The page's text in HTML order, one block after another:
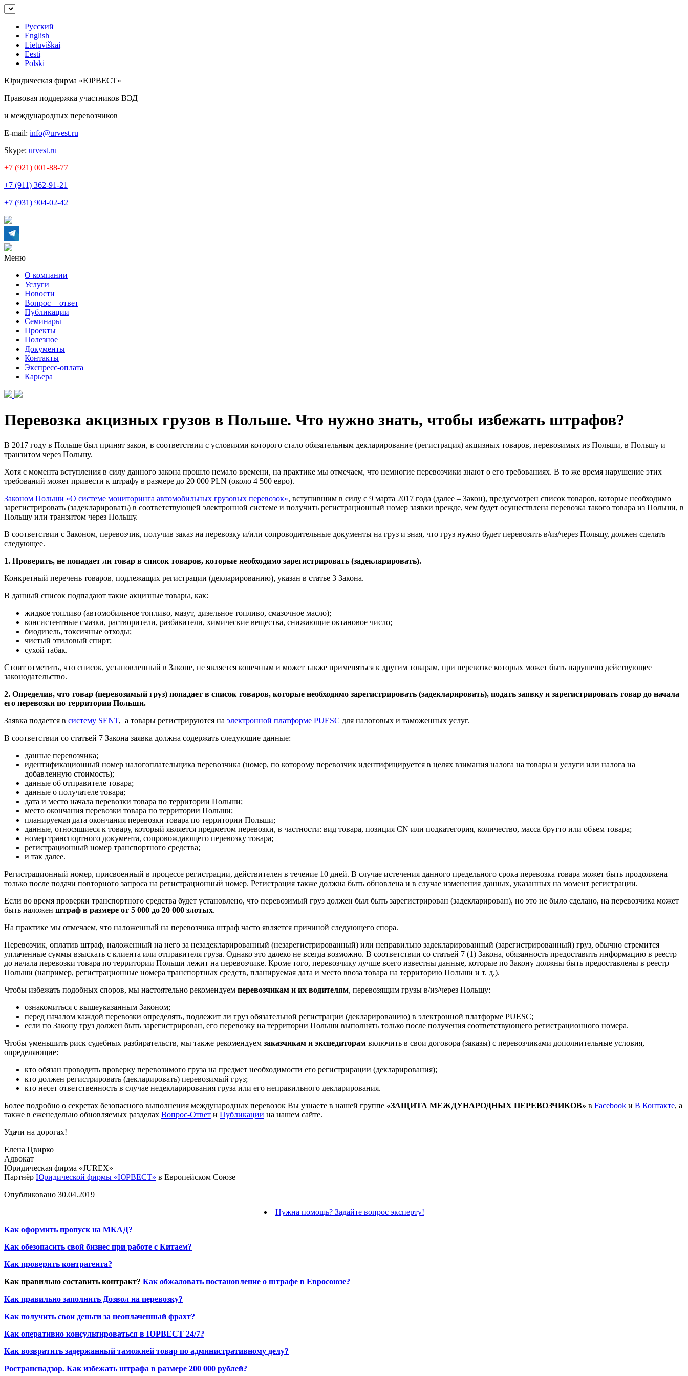
Русский
English
Lietuviškai
Eesti
Polski
Юридическая фирма «ЮРВЕСТ»
Правовая поддержка участников ВЭД
и международных перевозчиков
E-mail: info@urvest.ru
Skype: urvest.ru
+7 (921) 001-88-77
+7 (911) 362-91-21
+7 (931) 904-02-42
Меню
О компании
Услуги
Новости
Вопрос − ответ
Публикации
Семинары
Проекты
Полезное
Документы
Контакты
Экспресс-оплата
Карьера
Перевозка акцизных грузов в Польше. Что нужно знать, чтобы избежать штрафов?
В 2017 году в Польше был принят закон, в соответствии с условиями которого стало обязательным декларирование (регистрация) акцизных товаров, перевозимых из Польши, в Польшу и
транзитом через Польшу.
Хотя с момента вступления в силу данного закона прошло немало времени, на практике мы отмечаем, что немногие перевозчики знают о его требованиях. В то же время нарушение этих
требований может привести к штрафу в размере до 20 000 PLN (около 4 500 евро).
Законом Польши «О системе мониторинга автомобильных грузовых перевозок», вступившим в силу с 9 марта 2017 года (далее – Закон), предусмотрен список товаров, которые необходимо
зарегистрировать (задекларировать) в соответствующей электронной системе и получить регистрационный номер заявки прежде, чем будет осуществлена перевозка такого товара из Польши, в
Польшу или транзитом через Польшу.
В соответствии с Законом, перевозчик, получив заказ на перевозку и/или сопроводительные документы на груз и зная, что груз нужно будет перевозить в/из/через Польшу, должен сделать
следующее.
1. Проверить, не попадает ли товар в список товаров, которые необходимо зарегистрировать (задекларировать).
Конкретный перечень товаров, подлежащих регистрации (декларированию), указан в статье 3 Закона.
В данный список подпадают такие акцизные товары, как:
жидкое топливо (автомобильное топливо, мазут, дизельное топливо, смазочное масло);
консистентные смазки, растворители, разбавители, химические вещества, снижающие октановое число;
биодизель, токсичные отходы;
чистый этиловый спирт;
сухой табак.
Стоит отметить, что список, установленный в Законе, не является конечным и может также применяться к другим товарам, при перевозке которых может быть нарушено действующее
законодательство.
2. Определив, что товар (перевозимый груз) попадает в список товаров, которые необходимо зарегистрировать (задекларировать), подать заявку и зарегистрировать товар до начала
его перевозки по территории Польши.
Заявка подается в систему SENT, а товары регистрируются на электронной платформе PUESC для налоговых и таможенных услуг.
В соответствии со статьей 7 Закона заявка должна содержать следующие данные:
данные перевозчика;
идентификационный номер налогоплательщика перевозчика (номер, по которому перевозчик идентифицируется в целях взимания налога на товары и услуги или налога на
добавленную стоимость);
данные об отправителе товара;
данные о получателе товара;
дата и место начала перевозки товара по территории Польши;
место окончания перевозки товара по территории Польши;
планируемая дата окончания перевозки товара по территории Польши;
данные, относящиеся к товару, который является предметом перевозки, в частности: вид товара, позиция CN или подкатегория, количество, масса брутто или объем товара;
номер транспортного документа, сопровождающего перевозку товара;
регистрационный номер транспортного средства;
и так далее.
Регистрационный номер, присвоенный в процессе регистрации, действителен в течение 10 дней. В случае истечения данного предельного срока перевозка товара может быть продолжена
только после подачи повторного запроса на регистрационный номер. Регистрация также должна быть обновлена и в случае изменения данных, указанных на момент регистрации.
Если во время проверки транспортного средства будет установлено, что перевозимый груз должен был быть зарегистрирован (задекларирован), но это не было сделано, на перевозчика может
быть наложен штраф в размере от 5 000 до 20 000 злотых.
На практике мы отмечаем, что наложенный на перевозчика штраф часто является причиной следующего спора.
Перевозчик, оплатив штраф, наложенный на него за незадекларированный (незарегистрированный) или неправильно задекларированный (зарегистрированный) груз, обычно стремится
уплаченные суммы взыскать с клиента или отправителя груза. Однако это далеко не всегда возможно. В соответствии со статьей 7 (1) Закона, обязанность предоставить информацию в реестр
до начала перевозки товара по территории Польши лежит на перевозчике. Кроме того, перевозчику лучше всего известны данные, которые по Закону должны быть предоставлены в реестр
Польши (например, регистрационные номера транспортных средств, планируемая дата и место ввоза товара на территорию Польши и т. д.).
Чтобы избежать подобных споров, мы настоятельно рекомендуем перевозчикам и их водителям, перевозящим грузы в/из/через Польшу:
ознакомиться с вышеуказанным Законом;
перед началом каждой перевозки определять, подлежит ли груз обязательной регистрации (декларированию) в электронной платформе PUESC;
если по Закону груз должен быть зарегистрирован, его перевозку на территории Польши выполнять только после получения соответствующего регистрационного номера.
Чтобы уменьшить риск судебных разбирательств, мы также рекомендуем заказчикам и экспедиторам включить в свои договора (заказы) с перевозчиками дополнительные условия,
определяющие:
кто обязан проводить проверку перевозимого груза на предмет необходимости его регистрирации (декларирования);
кто должен регистрировать (декларировать) перевозимый груз;
кто несет ответственность в случае недекларирования груза или его неправильного декларирования.
Более подробно о секретах безопасного выполнения международных перевозок Вы узнаете в нашей группе «ЗАЩИТА МЕЖДУНАРОДНЫХ ПЕРЕВОЗЧИКОВ» в Facebook и В Контакте, а
также в еженедельно обновляемых разделах Вопрос-Ответ и Публикации на нашем сайте.
Удачи на дорогах!
Елена Цвирко
Адвокат
Юридическая фирма «JUREX»
Партнёр Юридической фирмы «ЮРВЕСТ» в Европейском Союзе
Опубликовано 30.04.2019
Нужна помощь? Задайте вопрос эксперту!
Как оформить пропуск на МКАД?
Как обезопасить свой бизнес при работе с Китаем?
Как проверить контрагента?
Как правильно составить контракт? Как обжаловать постановление о штрафе в Евросоюзе?
Как правильно заполнить Дозвол на перевозку?
Как получить свои деньги за неоплаченный фрахт?
Как оперативно консультироваться в ЮРВЕСТ 24/7?
Как возвратить задержанный таможней товар по административному делу?
Ространснадзор. Как избежать штрафа в размере 200 000 рублей?